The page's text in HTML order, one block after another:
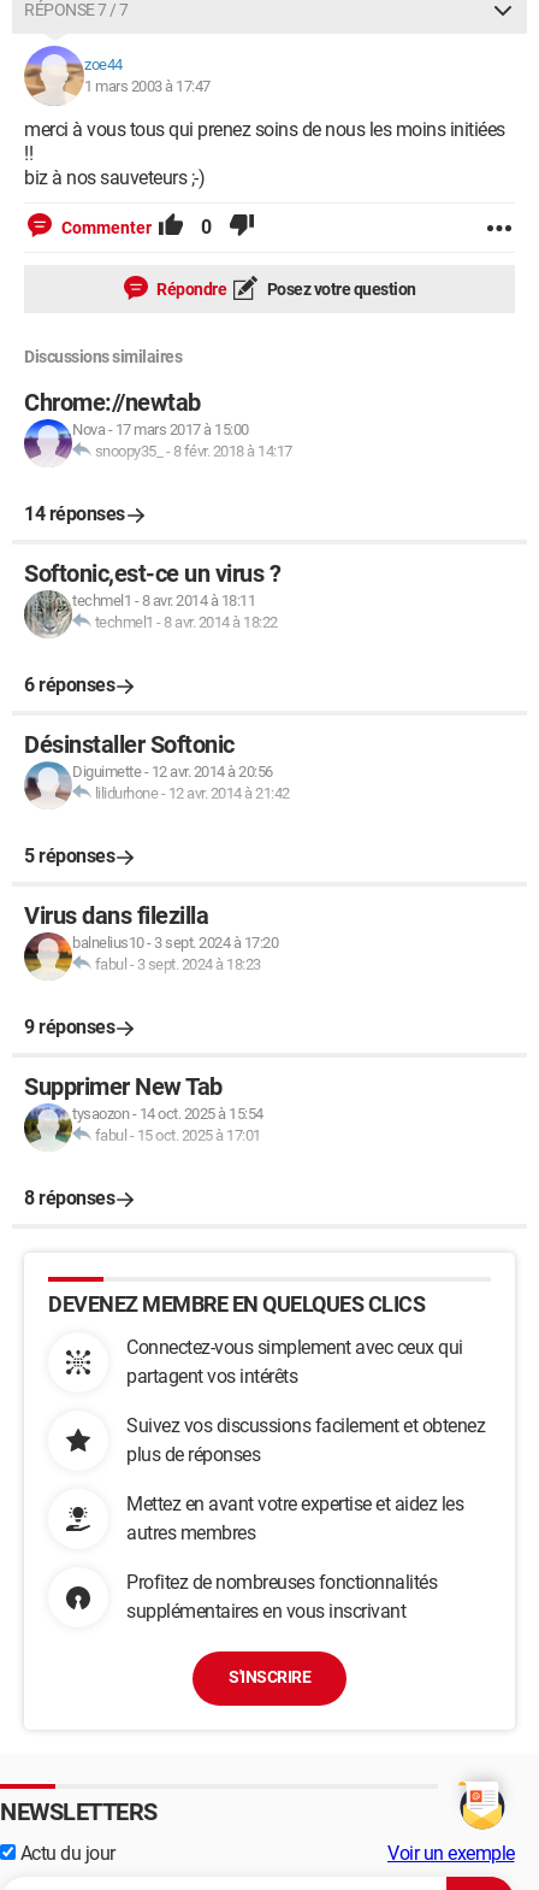
RÉPONSE 7 / 7
zoe44
1 mars 2003 à 17:47
merci à vous tous qui prenez soins de nous les moins initiées
!!
biz à nos sauveteurs ;-)
Commenter 0
Répondre Posez votre question
Discussions similaires
Chrome://newtab
Nova- 17 mars 2017 à 15:00
snoopy35_ - 8 févr. 2018 à 14:17
14 réponses
Softonic,est-ce un virus ?
techmel1 -8 avr. 2014 à 18:11
techmel1 - 8 avr. 2014 à 18:22
6 réponses
Désinstaller Softonic
Diguimette- 12 avr. 2014 à 20:56
lilidurhone- 12 avr. 2014 à 21:42
5 réponses
Virus dans filezilla
balnelius10- 3 sept. 2024 à 17:20
fabul - 3 sept. 2024 à 18:23
9 réponses
Supprimer New Tab
tysaozon- 14 oct. 2025 à 15:54
fabul - 15 oct. 2025 à 17:01
8 réponses
DEVENEZ MEMBRE EN QUELQUES CLICS
Connectez-vous simplement avec ceux qui
partagent vos intérêts
Suivez vos discussions facilement et obtenez
plus de réponses
Mettez en avant votre expertise et aidez les
autres membres
Profitez de nombreuses fonctionnalités
supplémentaires en vous inscrivant
S'INSCRIRE
NEWSLETTERS
Actu du jour Voir un exemple